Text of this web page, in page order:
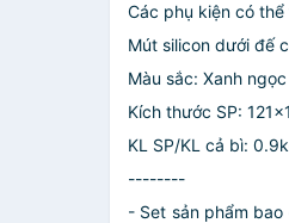
Các phụ kiện có
Mút silicon dưới đế
Màu sắc: Xanh ngọc
Kích thước SP:
KL SP/KL cả bì:
--------
- Set sản phẩm